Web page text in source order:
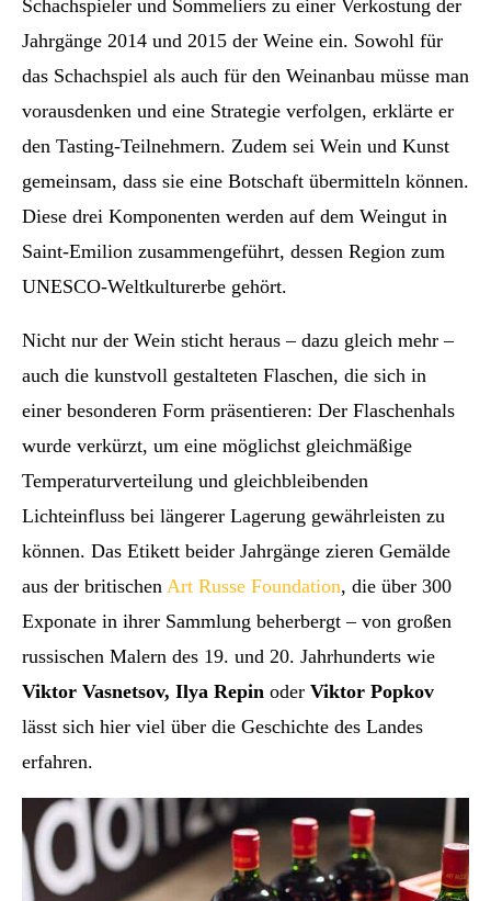
Schachspieler und Sommeliers zu einer Verkostung der
Jahrgänge 2014 und 2015 der Weine ein. Sowohl für
das Schachspiel als auch für den Weinanbau müsse man
vorausdenken und eine Strategie verfolgen, erklärte er
den Tasting-Teilnehmern. Zudem sei Wein und Kunst
gemeinsam, dass sie eine Botschaft übermitteln können.
Diese drei Komponenten werden auf dem Weingut in
Saint-Emilion zusammengeführt, dessen Region zum
UNESCO-Weltkulturerbe gehört.
Nicht nur der Wein sticht heraus – dazu gleich mehr –
auch die kunstvoll gestalteten Flaschen, die sich in
einer besonderen Form präsentieren: Der Flaschenhals
wurde verkürzt, um eine möglichst gleichmäßige
Temperaturverteilung und gleichbleibenden
Lichteinfluss bei längerer Lagerung gewährleisten zu
können. Das Etikett beider Jahrgänge zieren Gemälde
aus der britischen Art Russe Foundation, die über 300
Exponate in ihrer Sammlung beherbergt – von großen
russischen Malern des 19. und 20. Jahrhunderts wie
Viktor Vasnetsov, Ilya Repin oder Viktor Popkov
lässt sich hier viel über die Geschichte des Landes
erfahren.